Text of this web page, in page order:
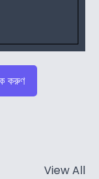
করুণ
View All